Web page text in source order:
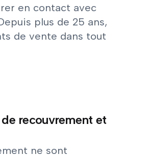
en contact avec
plus de 25 ans,
de vente dans tout
recouvrement et
ne sont